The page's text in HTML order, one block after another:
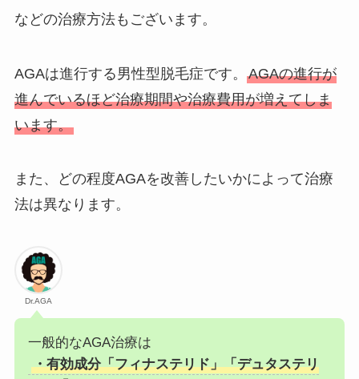
などの治療方法もございます。
AGAは進行する男性型脱毛症です。 AGAの進行が
進んでいるほど治療期間や治療費用が増えてしま
います。
また、どの程度AGAを改善したいかによって治療
法は異なります。
Dr.AGA
一般的なAGA治療は
・有効成分「フィナステリド」「デュタステリ